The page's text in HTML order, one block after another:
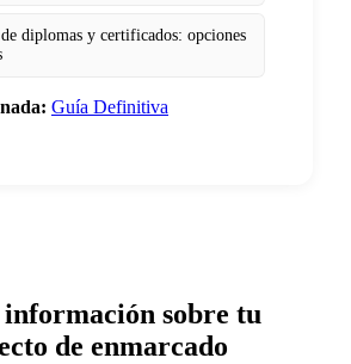
diplomas y certificados: opciones
Guía Definitiva
sobre tu
de enmarcado